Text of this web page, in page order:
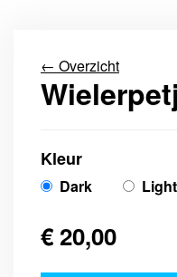
← Overzicht
Kleur
Dark Light
€ 20,00